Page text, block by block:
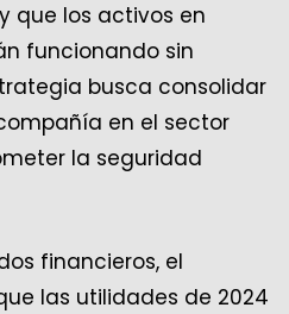
que los activos en
funcionando sin
busca consolidar
en el sector
la seguridad
financieros, el
las utilidades de 2024